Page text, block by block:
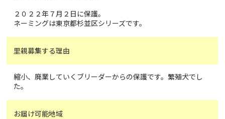
２０２２年７月２日に保護。
ネーミングは東京都杉並区シリーズです。
里親募集する理由
縮小、廃業していくブリーダーからの保護です。繁殖犬でし
た。
お届け可能地域